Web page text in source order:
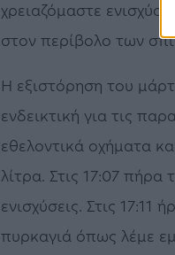
χρειαζόμαστε
στον περίβολο των
Η εξιστόρηση του
ενδεικτική για τις
εθελοντικά οχήματα
λίτρα. Στις 17:07
ενισχύσεις. Στις
πυρκαγιά όπως λέμε